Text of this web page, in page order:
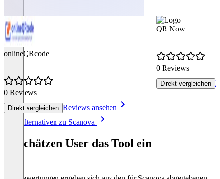
onlineQRcode
0 Reviews
Direkt vergleichen Reviews ansehen
QR Now
0 Reviews
Direkt vergleichen
Alle Alternativen zu Scanova
So schätzen User das Tool ein